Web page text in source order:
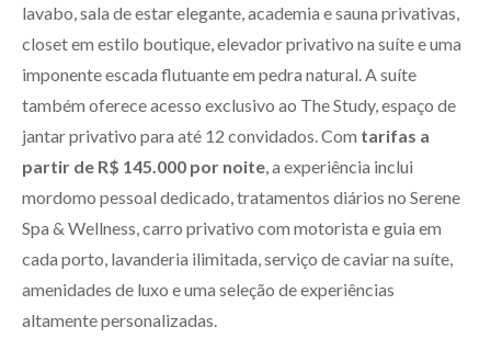
lavabo, sala de estar elegante, academia e sauna privativas,
closet em estilo boutique, elevador privativo na suíte e uma
imponente escada flutuante em pedra natural. A suíte
também oferece acesso exclusivo ao The Study, espaço de
jantar privativo para até 12 convidados. Com tarifas a
partir de R$ 145.000 por noite , a experiência inclui
mordomo pessoal dedicado, tratamentos diários no Serene
Spa & Wellness, carro privativo com motorista e guia em
cada porto, lavanderia ilimitada, serviço de caviar na suíte,
amenidades de luxo e uma seleção de experiências
altamente personalizadas.